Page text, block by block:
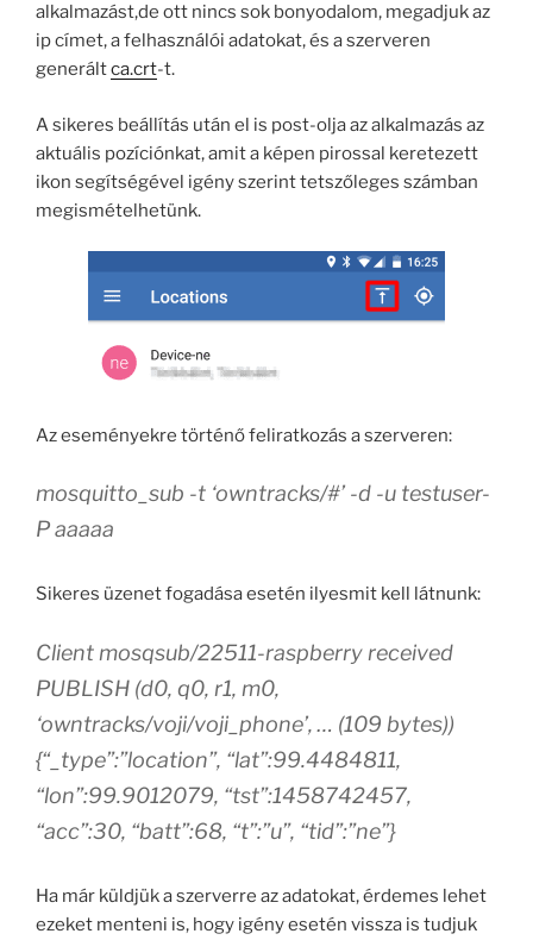
alkalmazást,de ott nincs sok bonyodalom, megadjuk az
ip címet, a felhasználói adatokat, és a szerveren
generáltca.crt-t.
A sikeres beállítás után el is post-olja az alkalmazás az
aktuális pozíciónkat, amit a képen pirossal keretezett
ikon segítségével igény szerint tetszőleges számban
megismételhetünk.
Az eseményekre történő feliratkozás a szerveren:
mosquitto_sub -t ‘owntracks/#’ -d -u testuser-
P aaaaa
Sikeres üzenet fogadása esetén ilyesmit kell látnunk:
Client mosqsub/22511-raspberry received
PUBLISH (d0, q0, r1, m0,
‘owntracks/voji/voji_phone’, … (109 bytes))
{“_type”:”location”, “lat”:99.4484811,
“lon”:99.9012079, “tst”:1458742457,
“acc”:30, “batt”:68, “t”:”u”, “tid”:”ne”}
Ha már küldjük a szerverre az adatokat, érdemes lehet
ezeket menteni is, hogy igény esetén vissza is tudjuk